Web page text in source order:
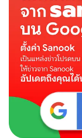
เดิม
เปลี่ยน
ฮาร์ดแวร์
ภายใน